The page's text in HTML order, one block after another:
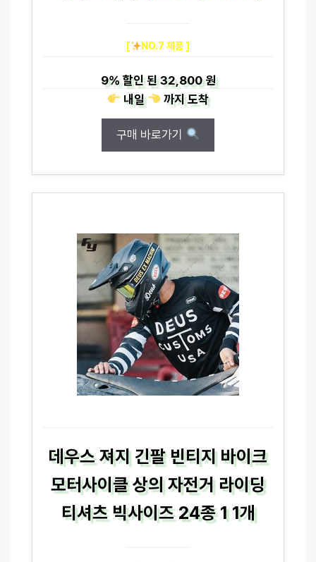
[ NO.7 제품 ]
9%할인 된32,800 원
내일
까지도착
구매 바로가기
데우스 져지 긴팔 빈티지 바이크
모터사이클 상의 자전거 라이딩
티셔츠 빅사이즈 24종 1 1개